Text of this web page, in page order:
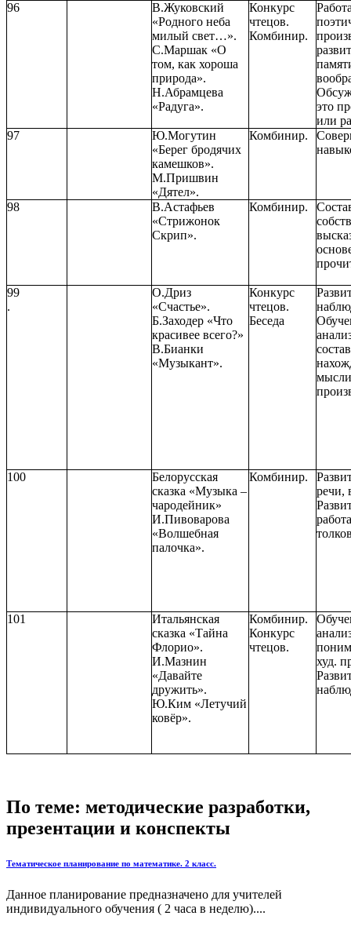
96
В.Жуковский
«Родного неба
милый свет…».
С.Маршак «О
том, как хороша
природа».
Н.Абрамцева
«Радуга».
Конкурс
чтецов.
Комбинир.
это
или
97
Ю.Могутин
«Берег бродячих
камешков».
М.Пришвин
«Дятел».
Комбинир.
98
В.Астафьев
«Стрижонок
Скрип».
Комбинир.
99
.
О.Дриз
«Счастье».
Б.Заходер «Что
красивее всего?»
В.Бианки
«Музыкант».
Конкурс
чтецов.
Беседа
мысли
100
Белорусская
сказка «Музыка –
чародейник»
И.Пивоварова
«Волшебная
палочка».
Комбинир.
речи,
101
Итальянская
сказка «Тайна
Флорио».
И.Мазнин
«Давайте
дружить».
Ю.Ким «Летучий
ковёр».
Комбинир.
Конкурс
чтецов.
худ.
По теме: методические разработки,
презентации и конспекты
Тематическое планирование по математике. 2 класс.
Данное планирование предназначено для учителей
индивидуального обучения ( 2 часа в неделю)....